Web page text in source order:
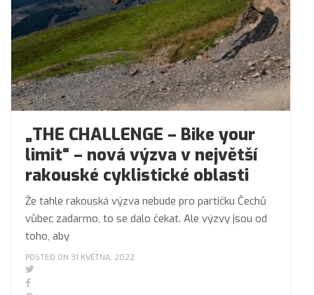
„THE CHALLENGE – Bike your
limit“ – nová výzva v největší
rakouské cyklistické oblasti
Že tahle rakouská výzva nebude pro partičku Čechů
vůbec zadarmo, to se dalo čekat. Ale výzvy jsou od
toho, aby
POSTED ON 31 KVĚTNA, 2022